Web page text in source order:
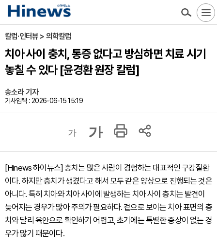
칼럼·인터뷰 > 의학칼럼
치아 사이 충치, 통증 없다고 방심하면 치료 시기
놓칠 수 있다 [윤경환 원장 칼럼]
송소라 기자
기사입력 : 2026-06-15 15:19
가 가
[Hinews 하이뉴스] 충치는 많은 사람이 경험하는 대표적인 구강질환
이다. 하지만 충치가 생겼다고 해서 모두 같은 양상으로 진행되는 것은
아니다. 특히 치아와 치아 사이에 발생하는 치아 사이 충치는 발견이
늦어지는 경우가 많아 주의가 필요하다. 겉으로 보이는 치아 표면의 충
치와 달리 육안으로 확인하기 어렵고, 초기에는 특별한 증상이 없는 경
우가 많기 때문이다.